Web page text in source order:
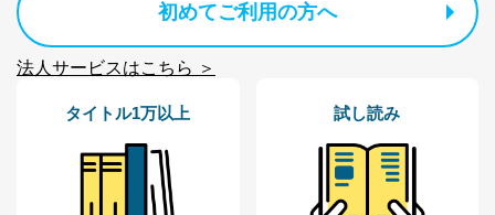
初めてご利用の方へ
法人サービスはこちら ＞
タイトル1万以上 試し読み